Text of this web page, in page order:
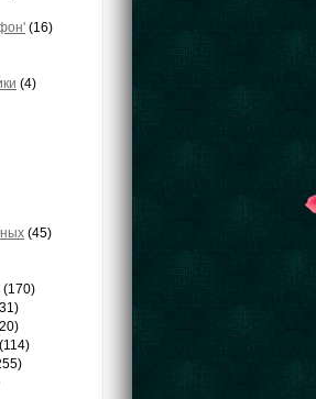
(16)
(4)
(45)
(170)
(114)